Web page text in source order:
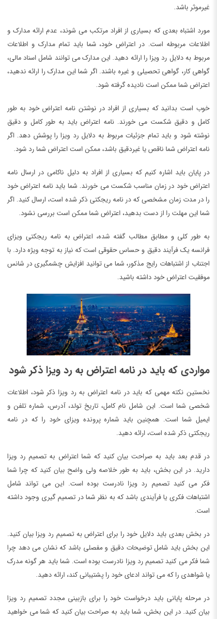
غیرموثر باشد.
مورد اشتباه بعدی که بسیاری از افراد مرتکب می شوند، عدم ارائه مدارک و
اطلاعات مربوطه است. در اعتراض خود، شما باید تمام مدارک و اطلاعات
مربوط به دلایل رد ویزا را ارائه دهید. این مدارک می توانند شامل اسناد مالی،
گواهی کار، گواهی تحصیلی و غیره باشند. اگر شما این مدارک را ارائه ندهید،
اعتراض شما ممکن است نادیده گرفته شود.
خوب است بدانید که بسیاری از افراد در نوشتن نامه اعتراض خود به طور
کامل و دقیق شکست می خورند. نامه اعتراض باید به طور کامل و دقیق
نوشته شود و باید تمام جزئیات مربوط به دلایل رد ویزا را پوشش دهد. اگر
نامه اعتراض شما ناقص یا غیردقیق باشد، ممکن است اعتراض شما رد شود.
در پایان باید اشاره کنیم که بسیاری از افراد به دلیل ناکامی در ارسال نامه
اعتراض خود در زمان مناسب شکست می خورند. شما باید نامه اعتراض خود
را در مدت زمان مشخصی که در نامه ریجکتی ذکر شده است، ارسال کنید. اگر
شما این مهلت را از دست بدهید، اعتراض شما ممکن است بررسی نشود.
به طور کلی و مطابق مطالب گفته شده، اعتراض به نامه ریجکتی ویزای
فرانسه یک فرآیند دقیق و حساس حقوقی است که نیاز به توجه ویژه دارد. با
اجتناب از اشتباهات رایج مذکور، شما می توانید افزایش چشمگیری در شانس
موفقیت اعتراض خود داشته باشید.
مواردی که باید در نامه اعتراض به رد ویزا ذکر شود
نخستین نکته مهمی که باید در نامه اعتراض به رد ویزا ذکر شود، اطلاعات
شخصی شما است. این شامل نام کامل، تاریخ تولد، آدرس، شماره تلفن و
ایمیل شما است. همچنین باید شماره پرونده ویزای خود را که در نامه
ریجکتی ذکر شده است، ارائه دهید.
در قدم بعد باید به صراحت بیان کنید که شما اعتراض به تصمیم رد ویزا
دارید. در این بخش، باید به طور خلاصه ولی واضح بیان کنید که چرا شما
فکر می کنید تصمیم رد ویزا نادرست بوده است. این می تواند شامل
اشتباهات فکری یا فرآیندی باشد که به نظر شما در تصمیم گیری وجود داشته
است.
در بخش بعدی باید دلایل خود را برای اعتراض به تصمیم رد ویزا بیان کنید.
این بخش باید شامل توضیحات دقیق و مفصلی باشد که نشان می دهد چرا
شما فکر می کنید تصمیم رد ویزا نادرست بوده است. شما باید هر گونه مدرک
یا شواهدی را که می تواند ادعای خود را پشتیبانی کند، ارائه دهید.
در مرحله پایانی باید درخواست خود را برای بازبینی مجدد تصمیم رد ویزا
بیان کنید. در این بخش، شما باید به صراحت بیان کنید که شما می خواهید